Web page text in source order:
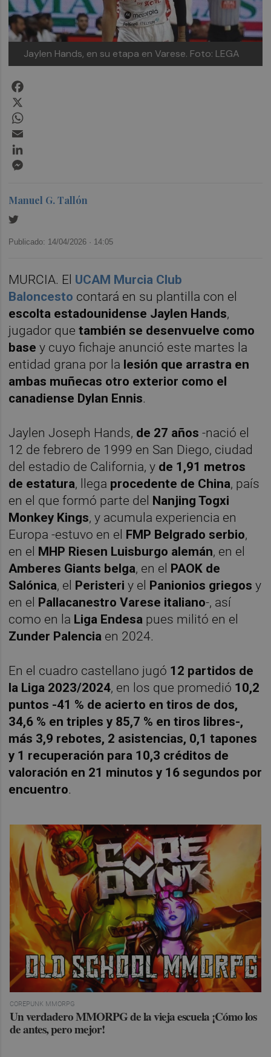
Jaylen Hands, en su etapa en Varese. Foto: LEGA
Manuel G. Tallón
Publicado: 14/04/2026 · 14:05
MURCIA. El UCAM Murcia Club
Baloncesto contará en su plantilla con el
escolta estadounidense Jaylen Hands,
jugador que también se desenvuelve como
basey cuyo fichaje anunció este martes la
entidad grana por la lesión que arrastra en
ambas muñecas otro exterior como el
canadiense Dylan Ennis.
Jaylen Joseph Hands, de 27 años -nació el
12 de febrero de 1999 en San Diego, ciudad
del estadio de California, y de 1,91 metros
de estatura, llega procedente de China, país
en el que formó parte del Nanjing Togxi
Monkey Kings, y acumula experiencia en
Europa -estuvo en el FMP Belgrado serbio,
en el MHP Riesen Luisburgo alemán, en el
Amberes Giants belga, en el PAOK de
Salónica, el Peristeri y el Panionios griegos y
en el Pallacanestro Varese italiano-, así
como en la Liga Endesa pues militó en el
Zunder Palencia en 2024.
En el cuadro castellano jugó 12 partidos de
la Liga 2023/2024, en los que promedió 10,2
puntos -41 % de acierto en tiros de dos,
34,6 % en triples y 85,7 % en tiros libres-,
más 3,9 rebotes, 2 asistencias, 0,1 tapones
y 1 recuperación para 10,3 créditos de
valoración en 21 minutos y 16 segundos por
encuentro.
COREPUNK MMORPG
Un verdadero MMORPG de la vieja escuela ¡Cómo los
de antes, pero mejor!